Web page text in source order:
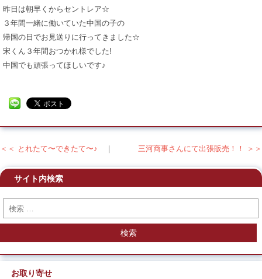
昨日は朝早くからセントレア☆
３年間一緒に働いていた中国の子の
帰国の日でお見送りに行ってきました☆
宋くん３年間おつかれ様でした!
中国でも頑張ってほしいです♪
投稿ナビゲーション
＜＜ とれたて〜できたて〜♪ ｜ 三河商事さんにて出張販売！！ ＞＞
サイト内検索
検索
お取り寄せ